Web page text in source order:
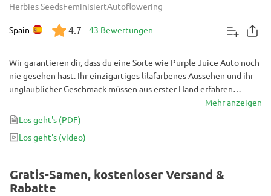
Herbies SeedsFeminisiertAutoflowering
Spain 4.7 43 Bewertungen
Wir garantieren dir, dass du eine Sorte wie Purple Juice Auto noch
nie gesehen hast. Ihr einzigartiges lilafarbenes Aussehen und ihr
unglaublicher Geschmack müssen aus erster Hand erfahren
werden. Die leuchtende Farbe von Purple Juice Auto hat nicht nur
einen Neuheitswert. Es handelt sich um das komplexeste Purple-
Cannabis, das es gibt! Erwarte ein erhebendes Tages-High und
jede Menge Aufsehen mit dieser perfekt gezüchteten Autoflower.
Mehr anzeigen
Los geht's (PDF)
Los geht's (video)
Gratis-Samen, kostenloser Versand &
Rabatte